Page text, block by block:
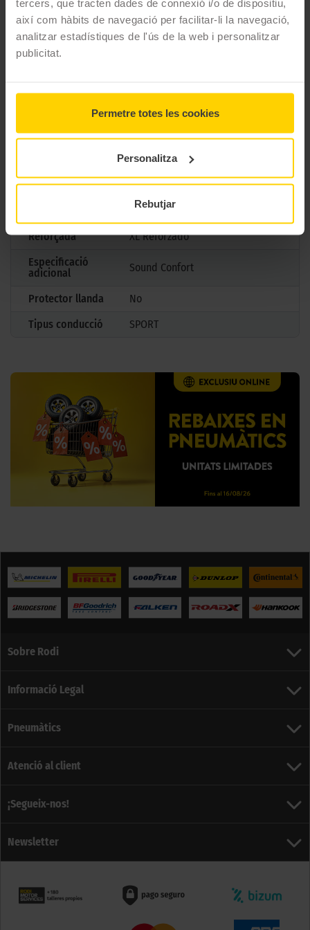
tercers, que tracten dades de connexió i/o de dispositiu,
així com hàbits de navegació per facilitar-li la navegació,
analitzar estadístiques de l'ús de la web i personalitzar
publicitat.
Permetre totes les cookies
Personalitza
Rebutjar
Marca
Pirelli
Model
Estiu
M+S
No
No
Marcatge
B
Reforçada
XL Reforzado
Especificació
adicional
Sound Confort
Protector llanda
No
Tipus conducció
SPORT
Sobre Rodi
Informació Legal
Pneumàtics
Atenció al client
¡Segueix-nos!
Newsletter